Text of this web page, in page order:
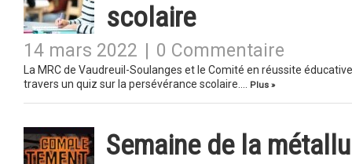
scolaire
14 mars 2022 0 Commentaire
La MRC de Vaudreuil-Soulanges et le Comité en réussite
travers un quiz sur la persévérance scolaire….
Plus »
Semaine de la